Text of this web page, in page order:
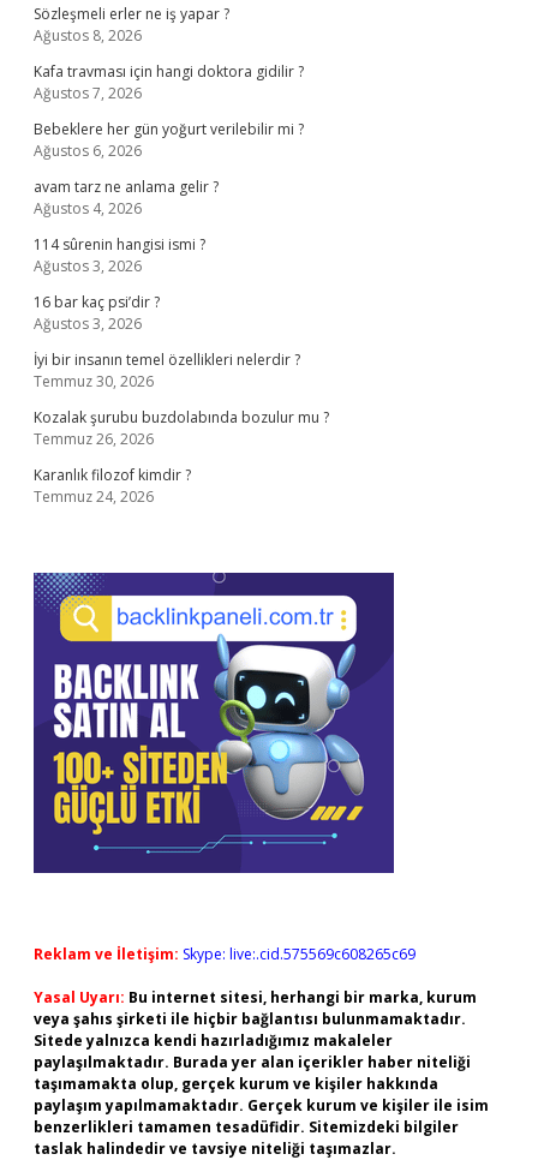
Sözleşmeli erler ne iş yapar ?
Ağustos 8, 2026
Kafa travması için hangi doktora gidilir ?
Ağustos 7, 2026
Bebeklere her gün yoğurt verilebilir mi ?
Ağustos 6, 2026
avam tarz ne anlama gelir ?
Ağustos 4, 2026
114 sûrenin hangisi ismi ?
Ağustos 3, 2026
16 bar kaç psi’dir ?
Ağustos 3, 2026
İyi bir insanın temel özellikleri nelerdir ?
Temmuz 30, 2026
Kozalak şurubu buzdolabında bozulur mu ?
Temmuz 26, 2026
Karanlık filozof kimdir ?
Temmuz 24, 2026
Reklam ve İletişim: Skype: live:.cid.575569c608265c69
Yasal Uyarı: Bu internet sitesi, herhangi bir marka, kurum
veya şahıs şirketi ile hiçbir bağlantısı bulunmamaktadır.
Sitede yalnızca kendi hazırladığımız makaleler
paylaşılmaktadır. Burada yer alan içerikler haber niteliği
taşımamakta olup, gerçek kurum ve kişiler hakkında
paylaşım yapılmamaktadır. Gerçek kurum ve kişiler ile isim
benzerlikleri tamamen tesadüfidir. Sitemizdeki bilgiler
taslak halindedir ve tavsiye niteliği taşımazlar.